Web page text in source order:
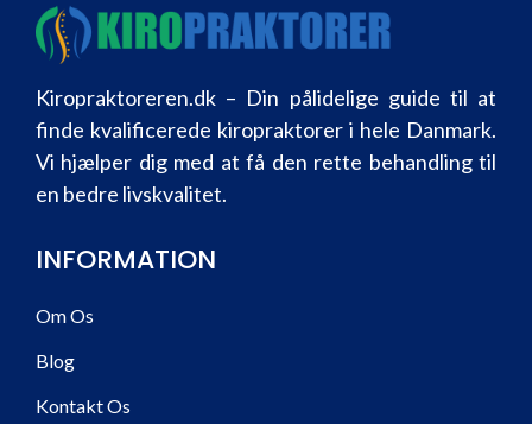
Kiropraktoreren.dk – Din pålidelige guide til at
finde kvalificerede kiropraktorer i hele Danmark.
Vi hjælper dig med at få den rette behandling til
en bedre livskvalitet.
INFORMATION
Om Os
Blog
Kontakt Os